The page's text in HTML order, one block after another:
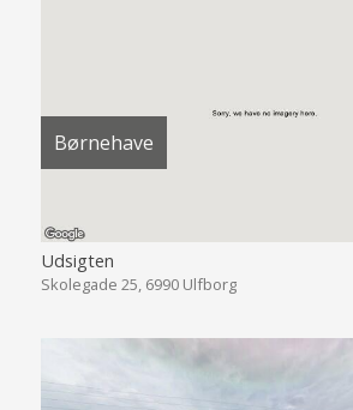
Børnehave
Udsigten
Skolegade 25, 6990 Ulfborg